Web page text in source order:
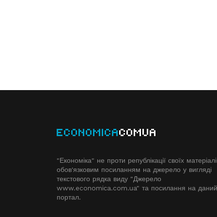
ECONOMICACOMUA
"Економіка" не проти републікації своїх
обов'язковим посиланням на джерело у вигляді
текстового рядка виду "Джерело
www.economiсa.com.ua" та посилання на даний
портал.